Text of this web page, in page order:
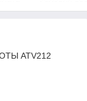
ATV212